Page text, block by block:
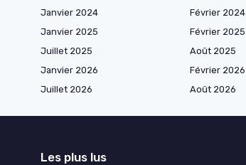
Janvier 2024 Février 2024
Janvier 2025
Février 2025
Juillet 2025
Août 2025
Janvier 2026
Février 2026
Juillet 2026
Août 2026
Les plus lus